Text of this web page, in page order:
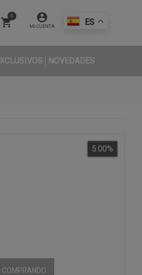
ES
MI CUENTA
0
NOVEDADES
5.00%
COMPRANDO